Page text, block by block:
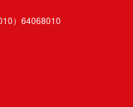
）64068010